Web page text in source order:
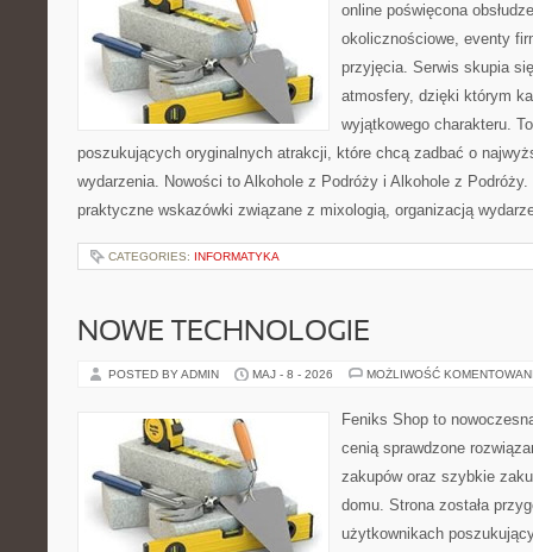
online poświęcona
okolicznościowe, eventy
przyjęcia. Serwis skupia
atmosfery, dzięki którym
wyjątkowego charakteru.
poszukujących oryginalnych atrakcji, które chcą zadbać o
wydarzenia. Nowości to Alkohole z Podróży i Alkohole z
praktyczne wskazówki związane z mixologią, organizacją
CATEGORIES: INFORMATYKA
NOWE TECHNOLOGIE
POSTED BY ADMIN MAJ - 8 - 2026 MOŻLIWOŚĆ
Feniks Shop to
cenią sprawdzone
zakupów oraz szybkie
domu. Strona została
użytkownikach